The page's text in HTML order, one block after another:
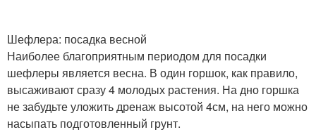
Шефлера: посадка весной
Наиболее благоприятным периодом для посадки
шефлеры является весна. В один горшок, как правило,
высаживают сразу 4 молодых растения. На дно горшка
не забудьте уложить дренаж высотой 4см, на него можно
насыпать подготовленный грунт.